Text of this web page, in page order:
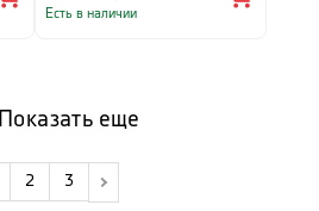
Есть в наличии
Показать еще
2 3